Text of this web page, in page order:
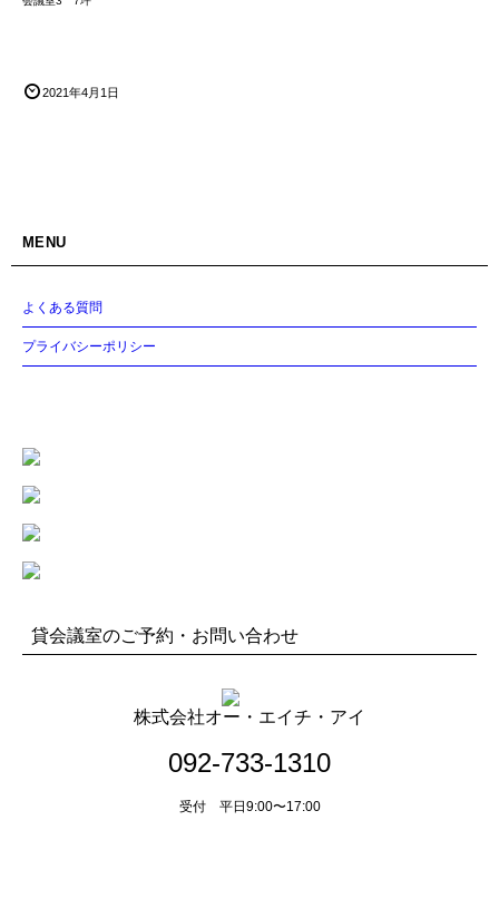
2021年4月1日
MENU
よくある質問
プライバシーポリシー
貸会議室のご予約・お問い合わせ
株式会社オー・エイチ・アイ
092-733-1310
受付 平日9:00〜17:00